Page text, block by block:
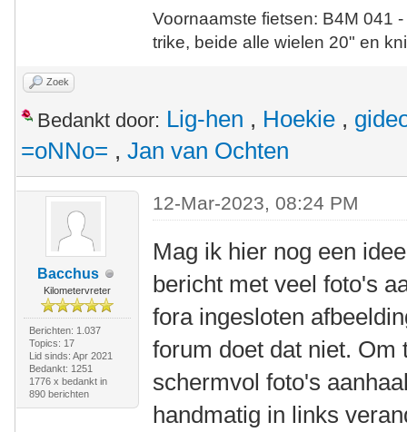
Voornaamste fietsen: B4M
trike, beide alle wielen 20" en
Zoek
Bedankt door: Lig-hen , Hoekie ,
=oNNo= , Jan van Ochten
Bacchus
Kilometervreter
Berichten: 1.037
Topics: 17
Lid sinds: Apr 2021
Bedankt: 1251
1776 x bedankt in
890 berichten
12-Mar-2023, 08:24 PM
Mag ik hier nog een
bericht met veel foto's
fora ingesloten
forum doet dat niet. Om
schermvol foto's
handmatig in links